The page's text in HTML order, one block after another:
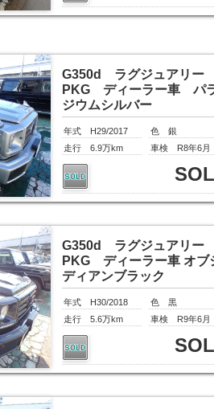
G350d ラグジュアリー
PKG ディーラー車 パ
ジウムシルバー
年式 H29/2017
走行 6.9万km
色 銀
車検 R8年6月
G350d ラグジュアリー
PKG ディーラー車 オブ
ディアンブラック
年式 H30/2018
走行 5.6万km
色 黒
車検 R9年6月